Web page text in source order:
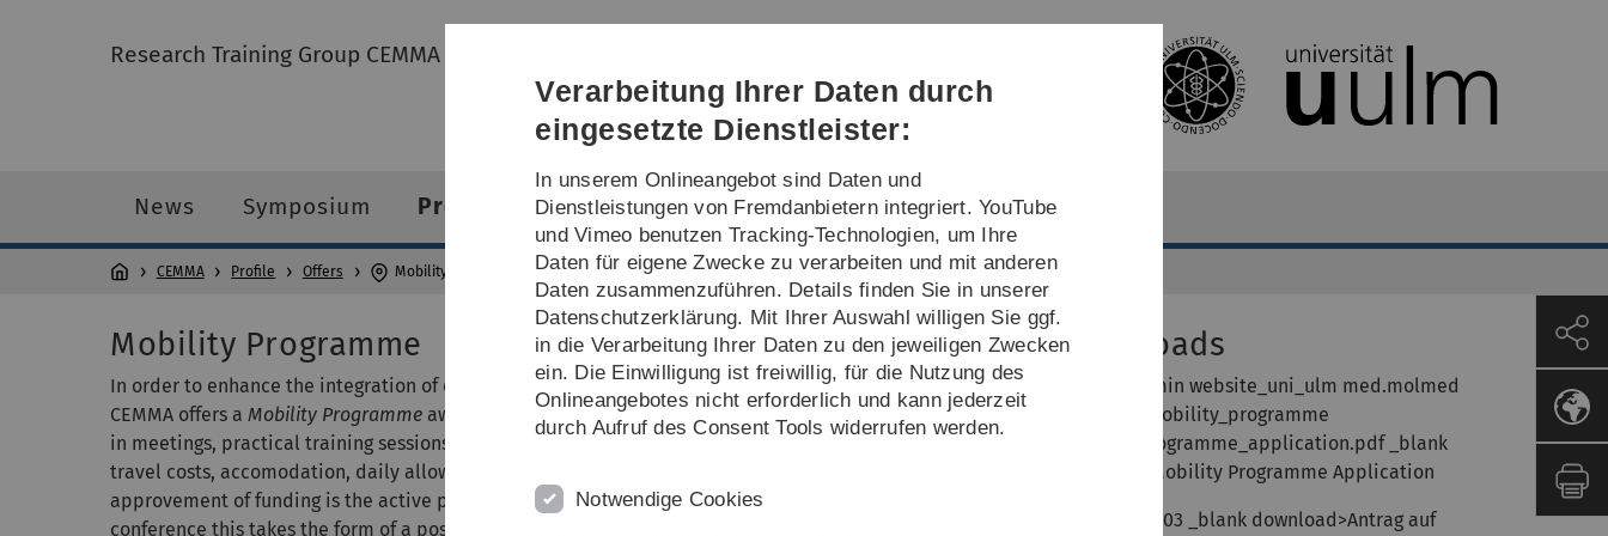
Direkt
Direkt
Direkt
(Sprache,
Drucken,
Social
Direkt
Direkt
Research Training Group CEMMA
News Symposium Profile ...
CEMMA Profile Offers Mobility Programme
Mobility Programme
In order to enhance the integration of our PhD students into the international scientific community,
CEMMA offers a Mobility Programme awarding financial support to PhD students who wish to participate
in meetings, practical training sessions or workshops in Germany and abroad. Our funding comprises
travel costs, accomodation, daily allowance, course fees and visa costs. A prerequisite for the
approvement of funding is the active participation of the PhD student. In the case of a meeting or
conference this takes the form of a poster presentation or a talk, in the case of training courses and
Downloads
<link fileadmin website_uni_ulm med.molmed
formulare mobility_programme
mobility_programme_application.pdf _blank
download>Mobility Programme Application
<link file:64703 _blank download>Antrag auf
Verarbeitung Ihrer Daten durch
eingesetzte Dienstleister:
In unserem Onlineangebot sind Daten und
Dienstleistungen von Fremdanbietern integriert. YouTube
und Vimeo benutzen Tracking-Technologien, um Ihre
Daten für eigene Zwecke zu verarbeiten und mit anderen
Daten zusammenzuführen. Details finden Sie in unserer
Datenschutzerklärung. Mit Ihrer Auswahl willigen Sie ggf.
in die Verarbeitung Ihrer Daten zu den jeweiligen Zwecken
ein. Die Einwilligung ist freiwillig, für die Nutzung des
Onlineangebotes nicht erforderlich und kann jederzeit
durch Aufruf des Consent Tools widerrufen werden.
Notwendige Cookies